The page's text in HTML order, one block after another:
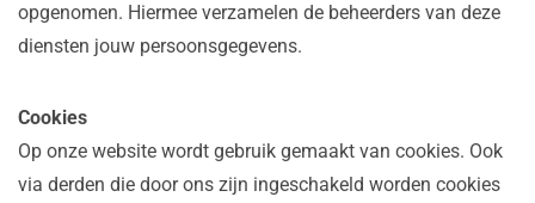
opgenomen. Hiermee verzamelen de beheerders van deze
diensten jouw persoonsgegevens.
Cookies
Op onze website wordt gebruik gemaakt van cookies. Ook
via derden die door ons zijn ingeschakeld worden cookies